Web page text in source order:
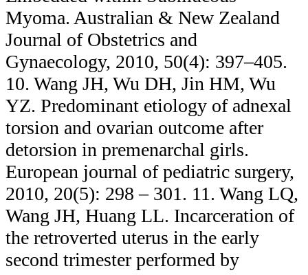
Myoma. Australian & New Zealand
Journal of Obstetrics and
Gynaecology, 2010, 50(4): 397–405.
10. Wang JH, Wu DH, Jin HM, Wu
YZ. Predominant etiology of adnexal
torsion and ovarian outcome after
detorsion in premenarchal girls.
European journal of pediatric surgery,
2010, 20(5): 298 – 301. 11. Wang LQ,
Wang JH, Huang LL. Incarceration of
the retroverted uterus in the early
second trimester performed by